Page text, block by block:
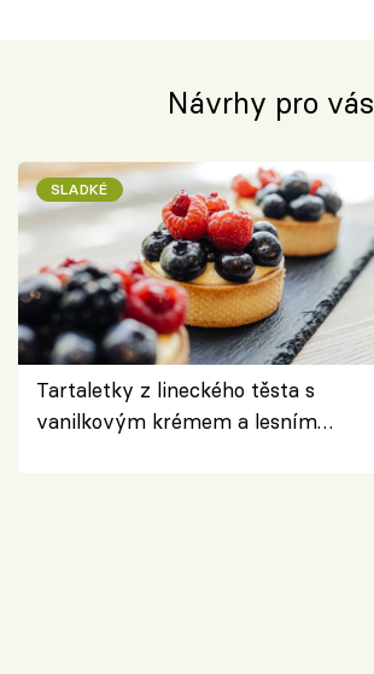
Návrhy pro vás
SLADKÉ
Tartaletky z lineckého těsta s
vanilkovým krémem a lesním